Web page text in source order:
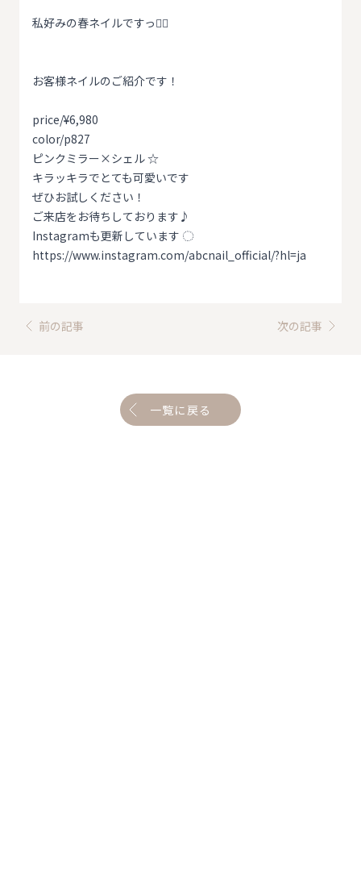
私好みの春ネイルですっ❁⃘
お客様ネイルのご紹介です！
price/¥6,980
color/p827
ピンクミラー×シェル ☆
キラッキラでとても可愛いです
ぜひお試しください！
ご来店をお待ちしております♪
Instagramも更新しています ◌
https://www.instagram.com/abcnail_official/?hl=ja
前の記事 次の記事
一覧に戻る